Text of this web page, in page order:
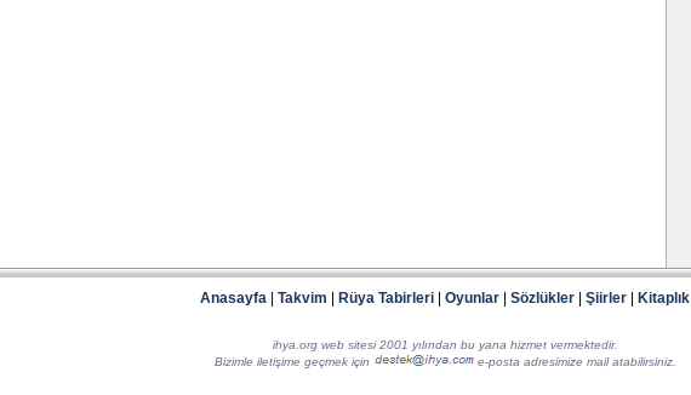
Anasayfa Takvim Rüya Tabirleri Oyunlar Sözlükler Şiirler Kitaplık
ihya.org web sitesi 2001 yılından bu yana hizmet vermektedir.
Bizimle iletişime geçmek için
e-posta adresimize mail atabilirsiniz.